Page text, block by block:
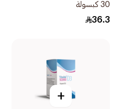
30 كبسولة
36.3
+